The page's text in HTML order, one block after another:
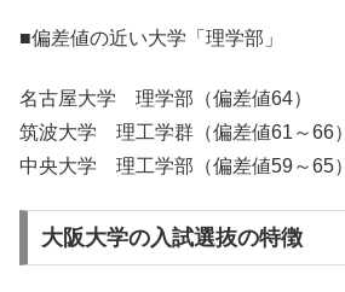
■偏差値の近い大学「理学部」
名古屋大学 理学部（偏差値64）
筑波大学 理工学群（偏差値61～66）
中央大学 理工学部（偏差値59～65）
大阪大学の入試選抜の特徴